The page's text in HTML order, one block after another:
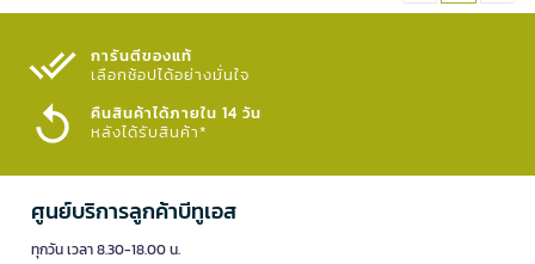
การันตีของแท้
เลือกช้อปได้อย่างมั่นใจ​
คืนสินค้าได้ภายใน 14 วัน
หลังได้รับสินค้า*
ศูนย์บริการลูกค้าบีทูเอส
ทุกวัน เวลา 8.30-18.00 น.